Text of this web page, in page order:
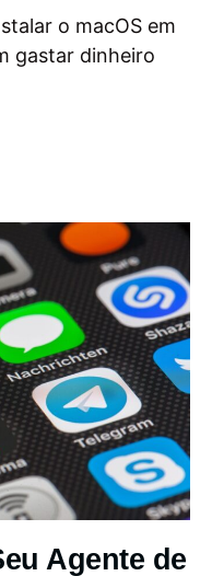
o macOS em
gastar dinheiro
Agente de